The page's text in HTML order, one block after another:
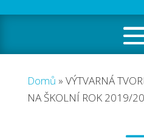
Domů » VÝTVARNÁ
NA ŠKOLNÍ ROK 2019/